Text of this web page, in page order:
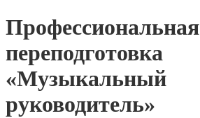
Профессиональная
переподготовка
«Музыкальный
руководитель»